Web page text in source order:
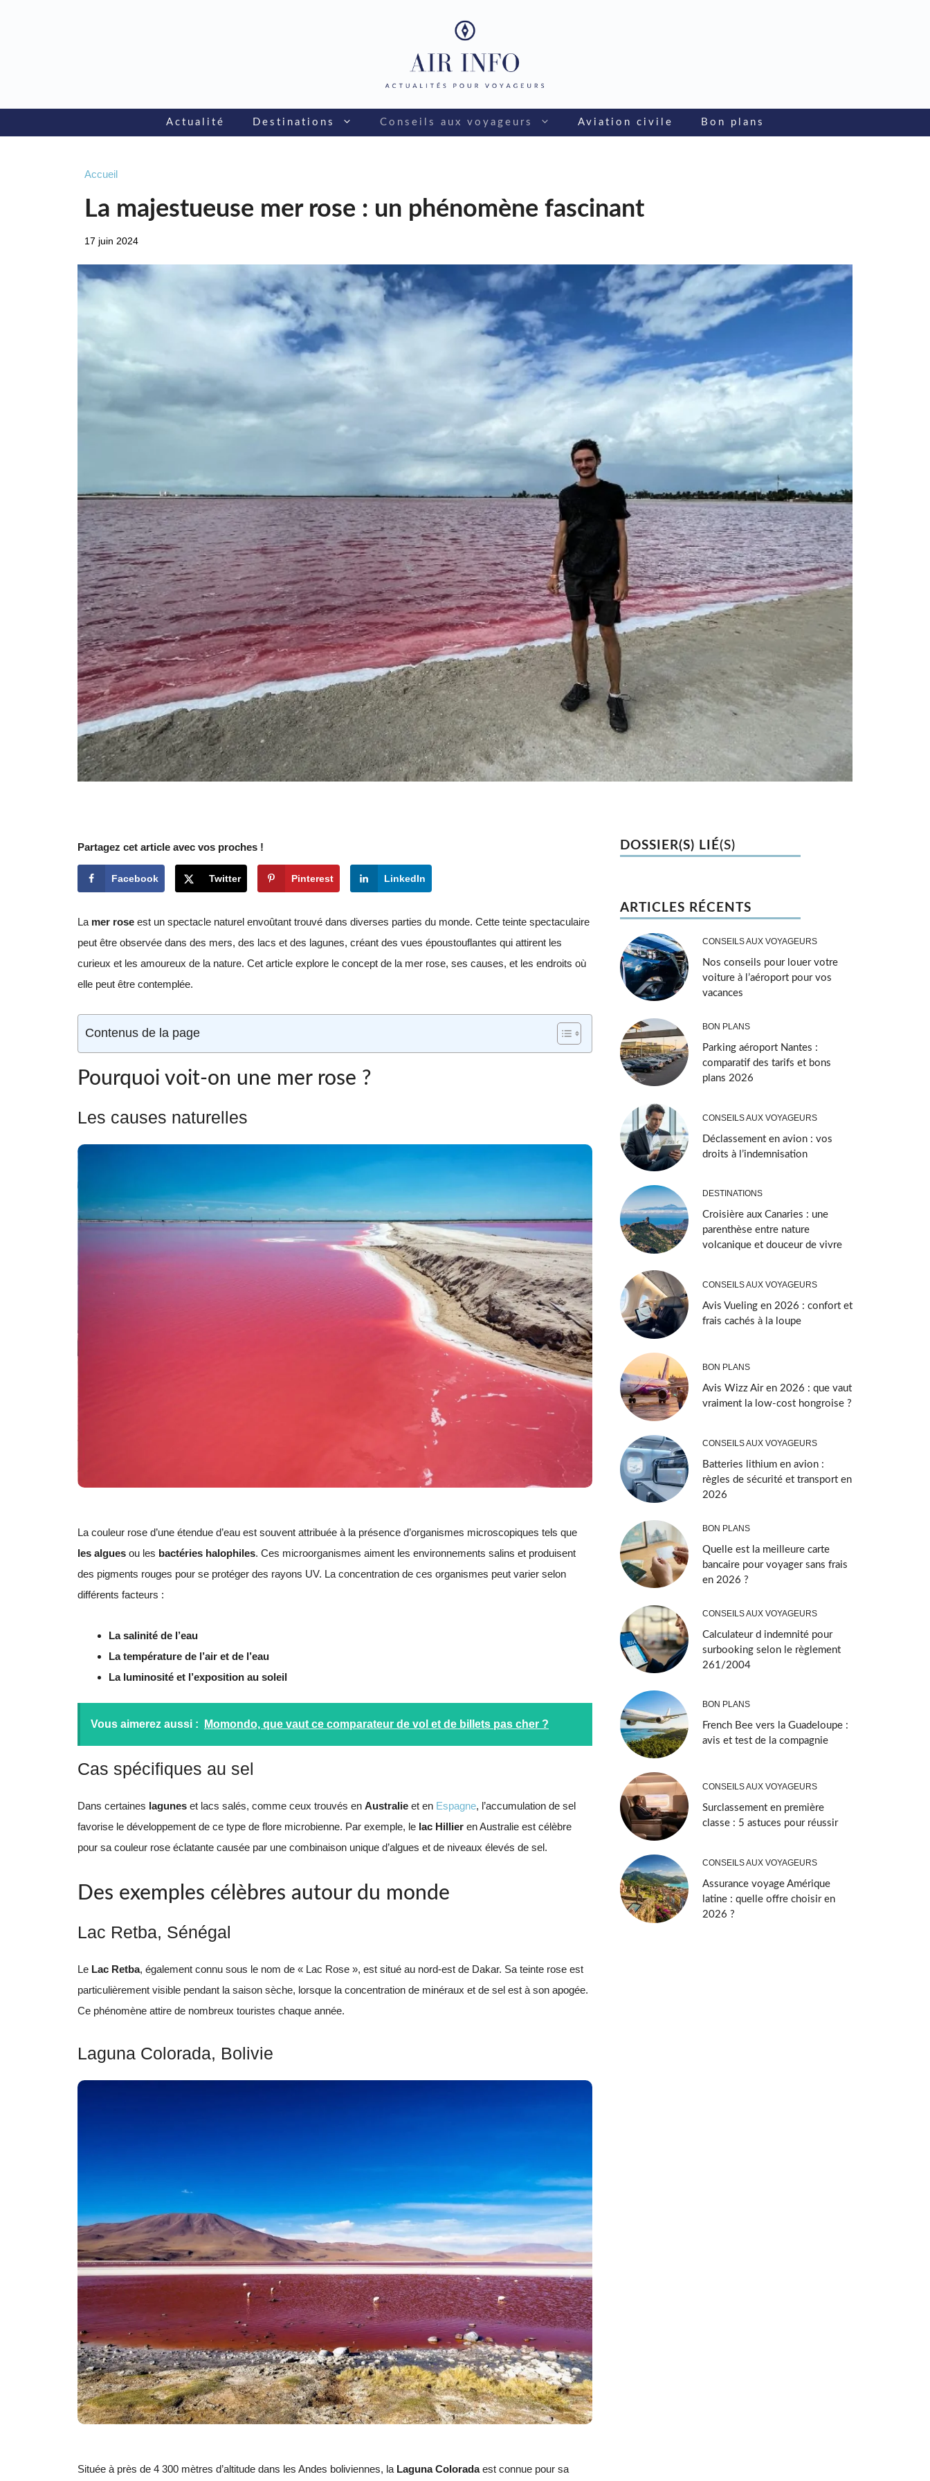
Actualité Destinations Conseils aux voyageurs Aviation civile Bon plans
Accueil
La majestueuse mer rose : un phénomène fascinant
17 juin 2024
Partagez cet article avec vos proches !
Facebook Twitter Pinterest LinkedIn
La mer rose est un spectacle naturel envoûtant trouvé dans diverses parties du monde. Cette teinte spectaculaire
peut être observée dans des mers, des lacs et des lagunes, créant des vues époustouflantes qui attirent les
curieux et les amoureux de la nature. Cet article explore le concept de la mer rose, ses causes, et les endroits où
elle peut être contemplée.
Contenus de la page
Pourquoi voit-on une mer rose ?
Les causes naturelles
La couleur rose d’une étendue d’eau est souvent attribuée à la présence d’organismes microscopiques tels que
les algues ou les bactéries halophiles. Ces microorganismes aiment les environnements salins et produisent
des pigments rouges pour se protéger des rayons UV. La concentration de ces organismes peut varier selon
différents facteurs :
La salinité de l’eau
La température de l’air et de l’eau
La luminosité et l’exposition au soleil
Vous aimerez aussi : Momondo, que vaut ce comparateur de vol et de billets pas cher ?
Cas spécifiques au sel
Dans certaines lagunes et lacs salés, comme ceux trouvés en Australie et en Espagne, l’accumulation de sel
favorise le développement de ce type de flore microbienne. Par exemple, le lac Hillier en Australie est célèbre
pour sa couleur rose éclatante causée par une combinaison unique d’algues et de niveaux élevés de sel.
Des exemples célèbres autour du monde
Lac Retba, Sénégal
Le Lac Retba, également connu sous le nom de « Lac Rose », est situé au nord-est de Dakar. Sa teinte rose est
particulièrement visible pendant la saison sèche, lorsque la concentration de minéraux et de sel est à son apogée.
Ce phénomène attire de nombreux touristes chaque année.
Laguna Colorada, Bolivie
Située à près de 4 300 mètres d’altitude dans les Andes boliviennes, la Laguna Coloradaest connue pour sa
DOSSIER(S) LIÉ(S)
ARTICLES RÉCENTS
CONSEILS AUX VOYAGEURS
Nos conseils pour louer votre
voiture à l’aéroport pour vos
vacances
BON PLANS
Parking aéroport Nantes :
comparatif des tarifs et bons
plans 2026
CONSEILS AUX VOYAGEURS
Déclassement en avion : vos
droits à l’indemnisation
DESTINATIONS
Croisière aux Canaries : une
parenthèse entre nature
volcanique et douceur de vivre
CONSEILS AUX VOYAGEURS
Avis Vueling en 2026 : confort et
frais cachés à la loupe
BON PLANS
Avis Wizz Air en 2026 : que vaut
vraiment la low-cost hongroise ?
CONSEILS AUX VOYAGEURS
Batteries lithium en avion :
règles de sécurité et transport en
2026
BON PLANS
Quelle est la meilleure carte
bancaire pour voyager sans frais
en 2026 ?
CONSEILS AUX VOYAGEURS
Calculateur d indemnité pour
surbooking selon le règlement
261/2004
BON PLANS
French Bee vers la Guadeloupe :
avis et test de la compagnie
CONSEILS AUX VOYAGEURS
Surclassement en première
classe : 5 astuces pour réussir
CONSEILS AUX VOYAGEURS
Assurance voyage Amérique
latine : quelle offre choisir en
2026 ?